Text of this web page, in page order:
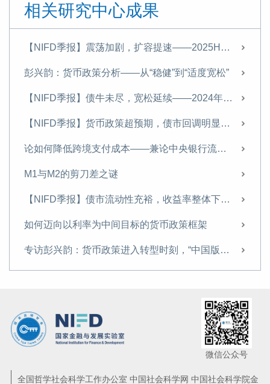
总量和结构双重调节的货币政策新范式
【NIFD季报】稳中有进，静水流深——2023年度债券市场
一本金融学教材的守正与创新 ——写在《金融学原理》出版20年之际
优化外债管理 服务新发展格局
金融学的十大原理
中美博弈中的贸易变局
从美联储对硅谷银行的救助看央行货币政策救助思维的变迁 —基于非线性期望视角
中国结构性货币政策的实践与成效
【NIFD季报】内外通胀不一，利率上行有限——2023Q1债券市场
【NIFD季报】稳中求进，顺势而为——2022年度债券市场
美联储激进加息及对中国债券市场的外溢效应
相关研究中心成果
【NIFD季报】震荡加剧，扩容提速——2025H1债券市场
彭兴韵：货币政策分析——从“稳健”到“适度宽松”
【NIFD季报】债牛未尽，宽松延续——2024年度债券市场
【NIFD季报】货币政策超预期，债市回调明显——2024Q3债券市场
论如何降低跨境支付成本——兼论中央银行流动桥机制
M1与M2的剪刀差之谜
【NIFD季报】债市流动性充裕，收益率整体下行——2024Q2债券市场
如何迈向以利率为中间目标的货币政策框架
专访彭兴韵：货币政策进入转型时刻，“中国版QE”没有必要
微信公众号
全国哲学社会科学工作办公室 中国社会科学网 中国社会科学院金